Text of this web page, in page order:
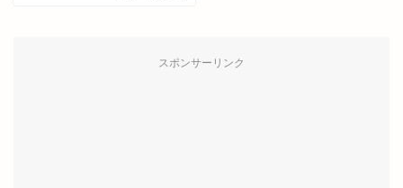
スポンサーリンク